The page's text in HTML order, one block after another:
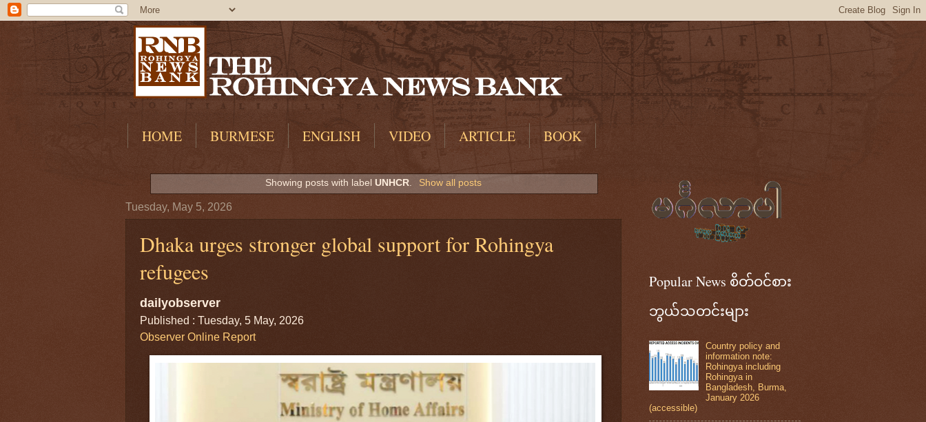
HOME BURMESE ENGLISH VIDEO ARTICLE BOOK
Showing posts with labelUNHCR. Show all posts
Tuesday, May 5, 2026
Dhaka urges stronger global support for Rohingya
refugees
dailyobserver
Published : Tuesday, 5 May, 2026
Observer Online Report
Popular News စိတ်ဝင်စား
ဘွယ်သတင်းများ
Country policy and
information note:
Rohingya including
Rohingya in
Bangladesh, Burma,
January 2026
(accessible)